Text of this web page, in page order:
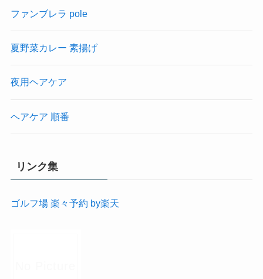
ファンブレラ pole
夏野菜カレー 素揚げ
夜用ヘアケア
ヘアケア 順番
リンク集
ゴルフ場 楽々予約 by楽天